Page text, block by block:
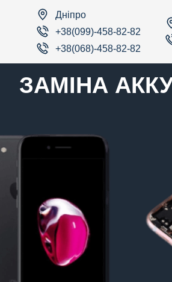
Дніпро
+38(099)-458-82-82
+38(068)-458-82-82
ЗАМІНА